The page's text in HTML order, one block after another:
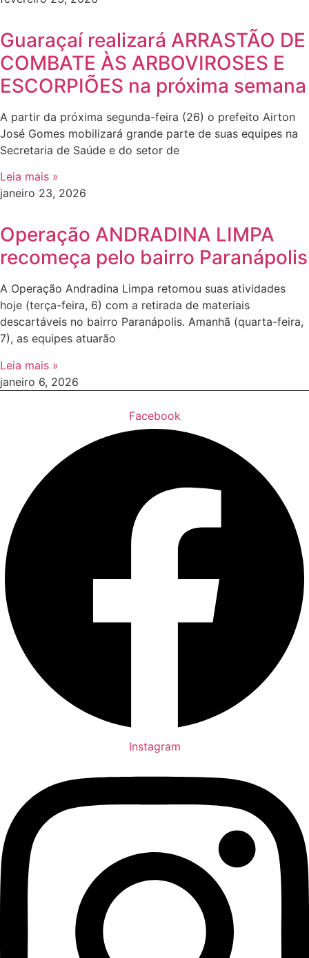
Guaraçaí realizará ARRASTÃO DE
COMBATE ÀS ARBOVIROSES E
ESCORPIÕES na próxima semana
A partir da próxima segunda-feira (26) o prefeito Airton
José Gomes mobilizará grande parte de suas equipes na
Secretaria de Saúde e do setor de
Leia mais »
janeiro 23, 2026
Operação ANDRADINA LIMPA
recomeça pelo bairro Paranápolis
A Operação Andradina Limpa retomou suas atividades
hoje (terça-feira, 6) com a retirada de materiais
descartáveis no bairro Paranápolis. Amanhã (quarta-feira,
7), as equipes atuarão
Leia mais »
janeiro 6, 2026
Facebook
Instagram